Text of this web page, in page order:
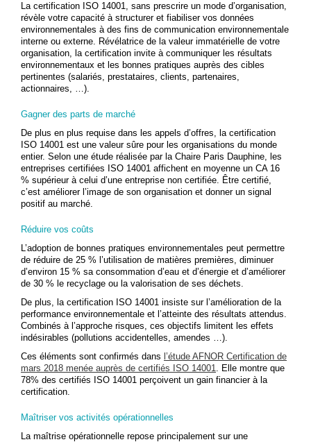
La certification ISO 14001, sans prescrire un mode d’organisation,
révèle votre capacité à structurer et fiabiliser vos données
environnementales à des fins de communication environnementale
interne ou externe. Révélatrice de la valeur immatérielle de votre
organisation, la certification invite à communiquer les résultats
environnementaux et les bonnes pratiques auprès des cibles
pertinentes (salariés, prestataires, clients, partenaires,
actionnaires, …).
Gagner des parts de marché
De plus en plus requise dans les appels d’offres, la certification
ISO 14001 est une valeur sûre pour les organisations du monde
entier. Selon une étude réalisée par la Chaire Paris Dauphine, les
entreprises certifiées ISO 14001 affichent en moyenne un CA 16
% supérieur à celui d’une entreprise non certifiée. Être certifié,
c’est améliorer l’image de son organisation et donner un signal
positif au marché.
Réduire vos coûts
L’adoption de bonnes pratiques environnementales peut permettre
de réduire de 25 % l’utilisation de matières premières, diminuer
d’environ 15 % sa consommation d’eau et d’énergie et d’améliorer
de 30 % le recyclage ou la valorisation de ses déchets.
De plus, la certification ISO 14001 insiste sur l’amélioration de la
performance environnementale et l’atteinte des résultats attendus.
Combinés à l’approche risques, ces objectifs limitent les effets
indésirables (pollutions accidentelles, amendes …).
Ces éléments sont confirmés dans l’étude AFNOR Certification de
mars 2018 menée auprès de certifiés ISO 14001. Elle montre que
78% des certifiés ISO 14001 perçoivent un gain financier à la
certification.
Maîtriser vos activités opérationnelles
La maîtrise opérationnelle repose principalement sur une